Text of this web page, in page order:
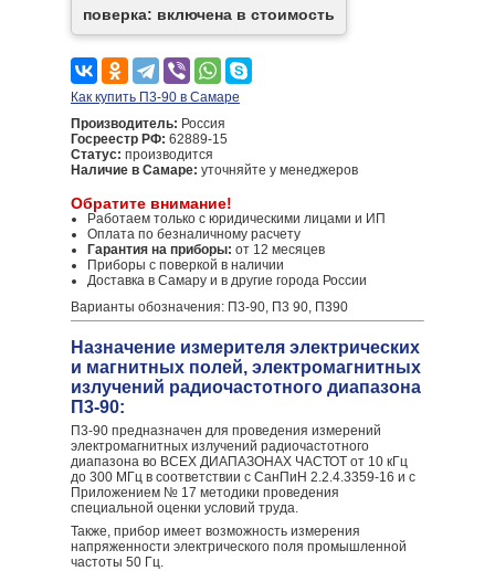
поверка: включена в стоимость
Как купить П3-90 в Самаре
Производитель: Россия
Госреестр РФ: 62889-15
Статус: производится
Наличие в Самаре: уточняйте у менеджеров
Обратите внимание!
Работаем только с юридическими лицами и ИП
Оплата по безналичному расчету
Гарантия на приборы: от 12 месяцев
Приборы с поверкой в наличии
Доставка в Самару и в другие города России
Варианты обозначения: П3-90, П3 90, П390
Назначение измерителя электрических
и магнитных полей, электромагнитных
излучений радиочастотного диапазона
П3-90:
П3-90 предназначен для проведения измерений
электромагнитных излучений радиочастотного
диапазона во ВСЕХ ДИАПАЗОНАХ ЧАСТОТ от 10 кГц
до 300 МГц в соответствии с СанПиН 2.2.4.3359-16 и с
Приложением № 17 методики проведения
специальной оценки условий труда.
Также, прибор имеет возможность измерения
напряженности электрического поля промышленной
частоты 50 Гц.